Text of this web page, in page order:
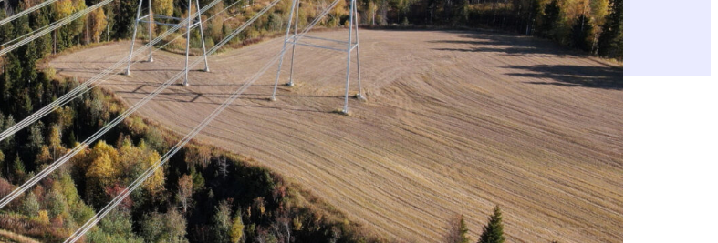
kantaverkkoyhteys ensisijaisesti valmiisiin johtokäytäviin, pois uusilta